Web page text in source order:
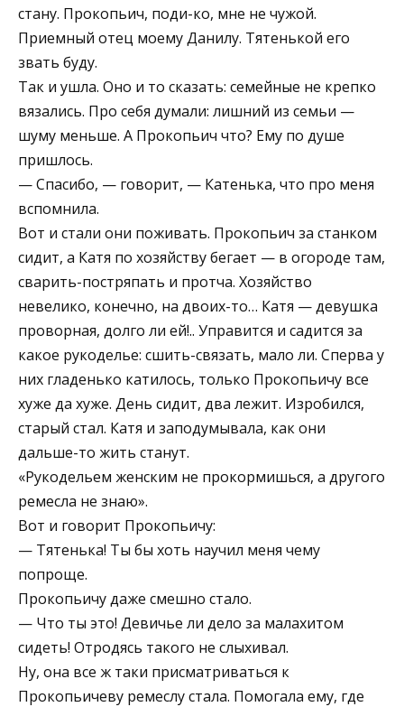
стану. Прокопьич, поди-ко, мне не чужой.
Приемный отец моему Данилу. Тятенькой его
звать буду.
Так и ушла. Оно и то сказать: семейные не крепко
вязались. Про себя думали: лишний из семьи —
шуму меньше. А Прокопьич что? Ему по душе
пришлось.
— Спасибо, — говорит, — Катенька, что про меня
вспомнила.
Вот и стали они поживать. Прокопьич за станком
сидит, а Катя по хозяйству бегает — в огороде там,
сварить-постряпать и протча. Хозяйство
невелико, конечно, на двоих-то… Катя — девушка
проворная, долго ли ей!.. Управится и садится за
какое рукоделье: сшить-связать, мало ли. Сперва у
них гладенько катилось, только Прокопьичу все
хуже да хуже. День сидит, два лежит. Изробился,
старый стал. Катя и заподумывала, как они
дальше-то жить станут.
«Рукодельем женским не прокормишься, а другого
ремесла не знаю».
Вот и говорит Прокопьичу:
— Тятенька! Ты бы хоть научил меня чему
попроще.
Прокопьичу даже смешно стало.
— Что ты это! Девичье ли дело за малахитом
сидеть! Отродясь такого не слыхивал.
Ну, она все ж таки присматриваться к
Прокопьичеву ремеслу стала. Помогала ему, где